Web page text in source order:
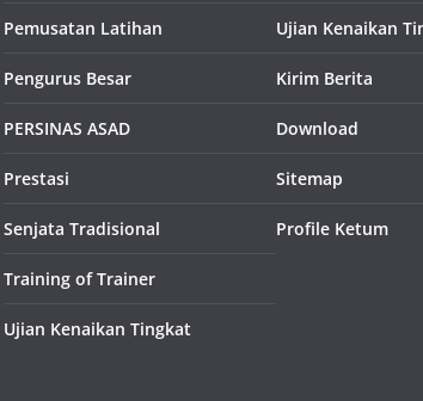
Pemusatan Latihan
Pengurus Besar
PERSINAS ASAD
Prestasi
Senjata Tradisional
Training of Trainer
Ujian Kenaikan Tingkat
Ujian Kenaikan
Kirim Berita
Download
Sitemap
Profile Ketum